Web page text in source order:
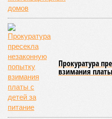
Прокуратура
взимания